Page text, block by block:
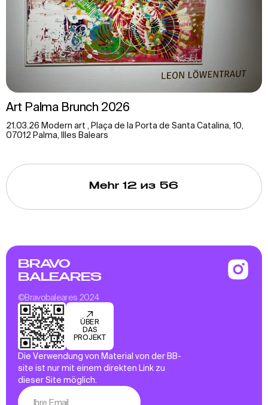
Art Palma Brunch 2026
21.03.26 Modern art , Plaça de la Porta de Santa Catalina, 10,
07012 Palma, Illes Balears
Mehr 12 из 56
BRAVO
BALEARES
©Bravobaleares 2024
ÜBER
DAS
PROJEKT
Die Verwendung von Material von der BB-
site ist nur mit einem direkten Link zu
dieser Site möglich.